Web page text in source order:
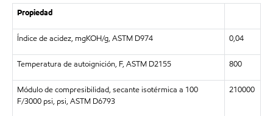
Propiedad
Índice de acidez, mgKOH/g, ASTM D974 0,04
Temperatura de autoignición, F, ASTM D2155 800
Módulo de compresibilidad, secante isotérmica a 100
F/3000 psi, psi, ASTM D6793
210000